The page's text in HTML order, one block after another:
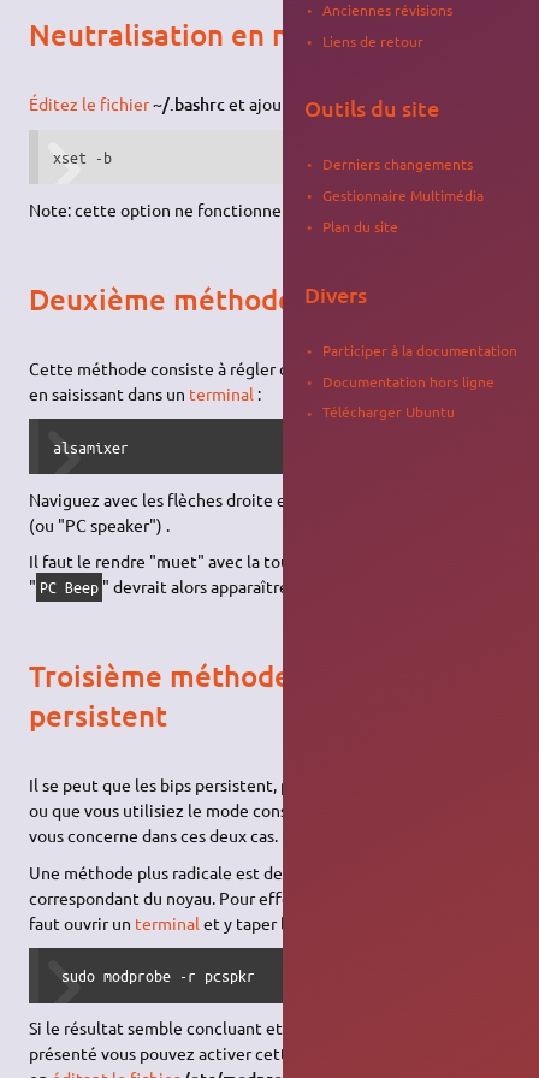
Neutralisation en mode graphique
Éditez le fichier~/.bashrcet ajoutez à la fin, la ligne suivante:
xset -b
Note: cette option ne fonctionne pas toujours.
Deuxième méthode
Cette méthode consiste à régler directement dans alsamixer,
en saisissant dans un terminal :
alsamixer
Naviguez avec les flèches droite et gauche jusqu'au "
(ou "PC speaker") .
Il faut le rendre "muet" avec la touche "
" PC Beep " devrait alors apparaître "
Troisième méthode : si les bips
persistent
Il se peut que les bips persistent, pour une raison qui échappe,
ou que vous utilisiez le mode console de Linux ; cette méthode
vous concerne dans ces deux cas.
Une méthode plus radicale est de décharger le module
correspondant du noyau. Pour effectuer un premier test, il vous
faut ouvrir un terminal et y taper la
sudo modprobe -r pcspkr
Si le résultat semble concluant et qu'aucun problème ne s'est
présenté vous pouvez activer cette action à chaque démarrage
Anciennes révisions
Liens de retour
Outils du site
Derniers changements
Gestionnaire Multimédia
Plan du site
Divers
Participer à la documentation
Documentation hors ligne
Télécharger Ubuntu